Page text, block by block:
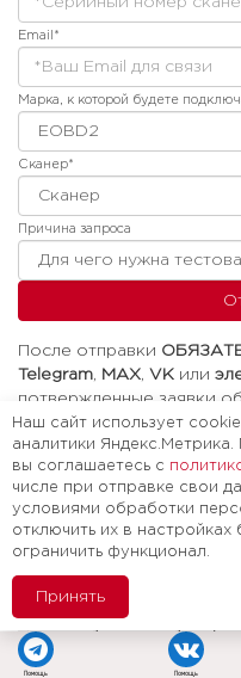
Email*
Марка, к которой будете
Сканер*
Причина запроса
После отправки
Telegram
MAX VK или
потвержденные заявки
Какие сканеры нужно
Активация для сканеров с
Cканеры, которые не были
Что будет в тестовой версии
Помощь Помощь
Наш сайт использует
аналитики
вы соглашаетесь с
числе при отправке свои
условиями обработки
отключить их в
ограничить функционал.
Принять